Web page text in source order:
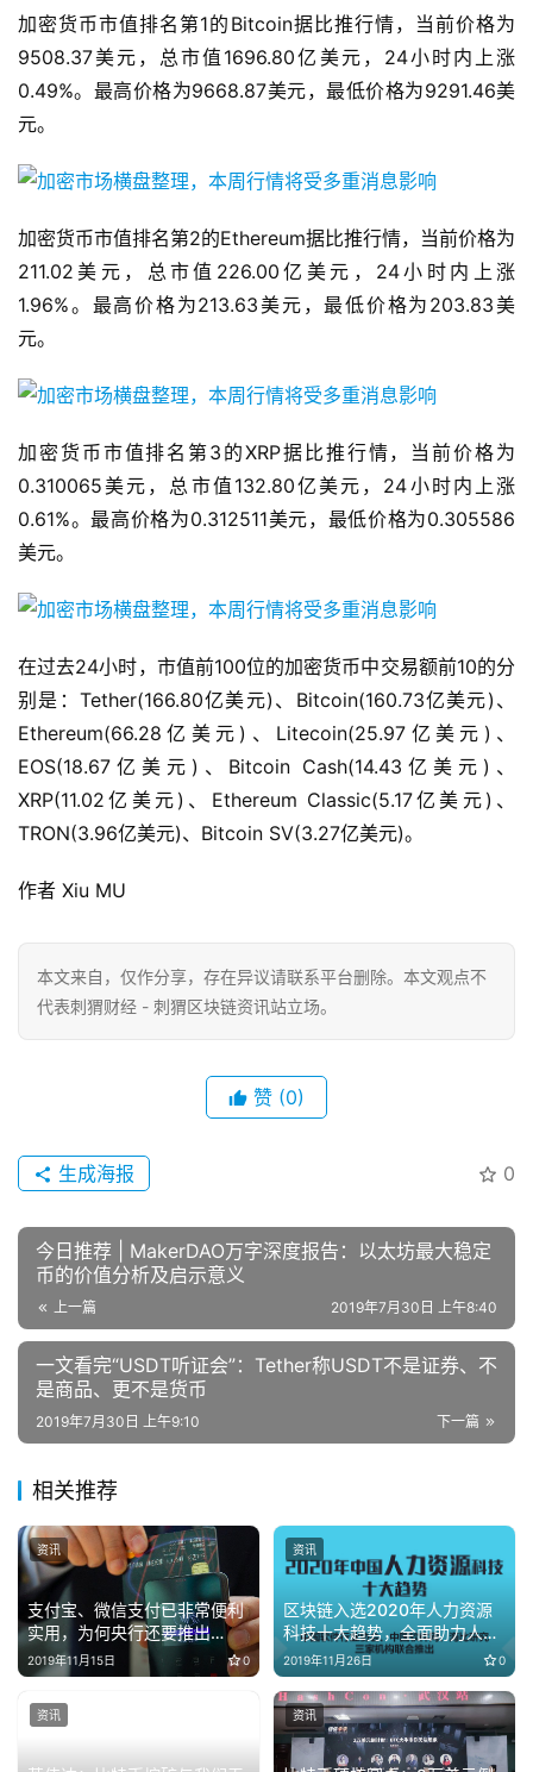
加密货币市值排名第1的Bitcoin据比推行情，当前价格为
9508.37美元，总市值1696.80亿美元，24小时内上涨
0.49%。最高价格为9668.87美元，最低价格为9291.46美
元。
加密货币市值排名第2的Ethereum据比推行情，当前价格为
211.02美元，总市值226.00亿美元，24小时内上涨
1.96%。最高价格为213.63美元，最低价格为203.83美
元。
加密货币市值排名第3的XRP据比推行情，当前价格为
0.310065美元，总市值132.80亿美元，24小时内上涨
0.61%。最高价格为0.312511美元，最低价格为0.305586
美元。
在过去24小时，市值前100位的加密货币中交易额前10的分
别是：Tether(166.80亿美元)、Bitcoin(160.73亿美元)、
Ethereum(66.28亿美元)、Litecoin(25.97亿美元)、
EOS(18.67亿美元)、Bitcoin Cash(14.43亿美元)、
XRP(11.02亿美元)、Ethereum Classic(5.17亿美元)、
TRON(3.96亿美元)、Bitcoin SV(3.27亿美元)。
作者 Xiu MU
本文来自 ，仅作分享，存在异议请联系平台删除。本文观点不
代表刺猬财经 - 刺猬区块链资讯站立场。
赞 (0)
0
生成海报
今日推荐 | MakerDAO万字深度报告：以太坊最大稳定
币的价值分析及启示意义
上一篇 2019年7月30日 上午8:40
一文看完“USDT听证会”：Tether称USDT不是证券、不
是商品、更不是货币
下一篇
2019年7月30日 上午9:10
相关推荐
支付宝、微信支付已非常便利
实用，为何央行还要推出
DCEP？
2019年11月15日 0
资讯
区块链入选2020年人力资源
科技十大趋势，全面助力人力
资源行业转型升级
2019年11月26日 0
资讯
资讯 资讯